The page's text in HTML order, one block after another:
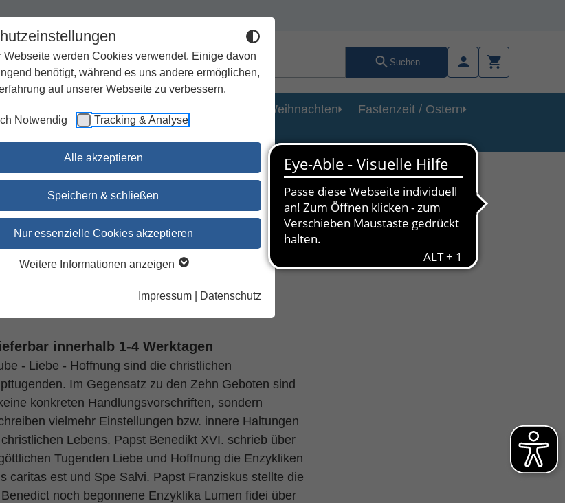
Webseite werden Cookies verwendet. Einige davon
benötigt, während es uns andere ermöglichen,
auf unserer Webseite zu verbessern.
Notwendig Tracking & Analyse
Alle akzeptieren
Speichern & schließen
Nur essenzielle Cookies akzeptieren
Weitere Informationen anzeigen
Impressum Datenschutz
Suchen
Geschenke Kirchenjahr / Lebensweg Weihnachten
Fastenzeit / Ostern
- Die schönsten
der Päpste
innerhalb 1-4 Werktagen
- Liebe - Hoffnung sind die christlichen
Im Gegensatz zu den Zehn Geboten sind
konkreten Handlungsvorschriften, sondern
vielmehr Einstellungen bzw. innere Haltungen
Lebens. Papst Benedikt XVI. schrieb über
Tugenden Liebe und Hoffnung die Enzykliken
caritas est und Spe Salvi. Papst Franziskus stellte die
noch begonnene Enzyklika Lumen fidei über